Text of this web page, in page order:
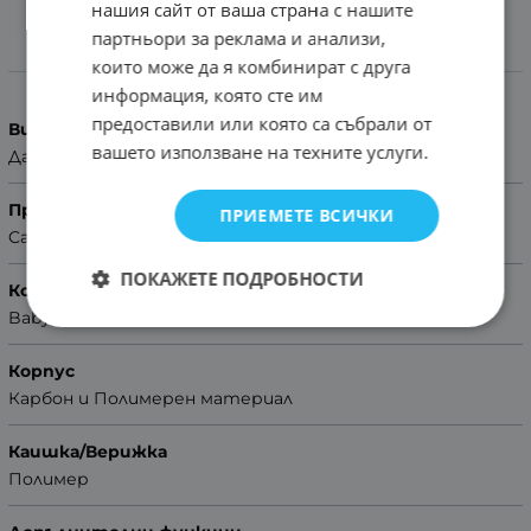
Характеристики
Вид на часовника
Дамски
Производител
Casio
Колекция
Baby-G
Корпус
Карбон и Полимерен материал
Каишка/Верижка
Полимер
нашия сайт от ваша страна с нашите
партньори за реклама и анализи,
които може да я комбинират с друга
информация, която сте им
предоставили или която са събрали от
вашето използване на техните услуги.
ПРИЕМЕТЕ ВСИЧКИ
ПОКАЖЕТЕ ПОДРОБНОСТИ